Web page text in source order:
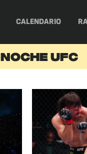
CALENDARIO
NOCHE UFC